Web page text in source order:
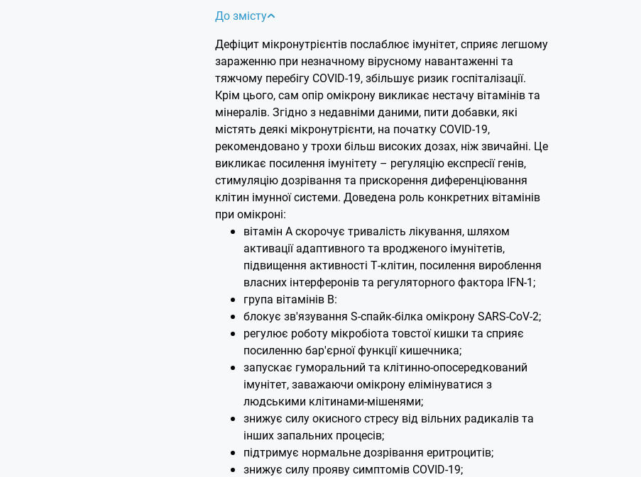
До змісту
Дефіцит мікронутрієнтів послаблює імунітет, сприяє легшому
зараженню при незначному вірусному навантаженні та
тяжчому перебігу COVID-19, збільшує ризик госпіталізації.
Крім цього, сам опір омікрону викликає нестачу вітамінів та
мінералів. Згідно з недавніми даними, пити добавки, які
містять деякі мікронутрієнти, на початку COVID-19,
рекомендовано у трохи більш високих дозах, ніж звичайні. Це
викликає посилення імунітету – регуляцію експресії генів,
стимуляцію дозрівання та прискорення диференціювання
клітин імунної системи. Доведена роль конкретних вітамінів
при омікроні:
вітамін А скорочує тривалість лікування, шляхом
активації адаптивного та вродженого імунітетів,
підвищення активності Т-клітин, посилення вироблення
власних інтерферонів та регуляторного фактора IFN-1;
група вітамінів B:
блокує зв'язування S-спайк-білка омікрону SARS-CoV-2;
регулює роботу мікробіота товстої кишки та сприяє
посиленню бар'єрної функції кишечника;
запускає гуморальний та клітинно-опосередкований
імунітет, заважаючи омікрону елімінуватися з
людськими клітинами-мішенями;
знижує силу окисного стресу від вільних радикалів та
інших запальних процесів;
підтримує нормальне дозрівання еритроцитів;
знижує силу прояву симптомів COVID-19;